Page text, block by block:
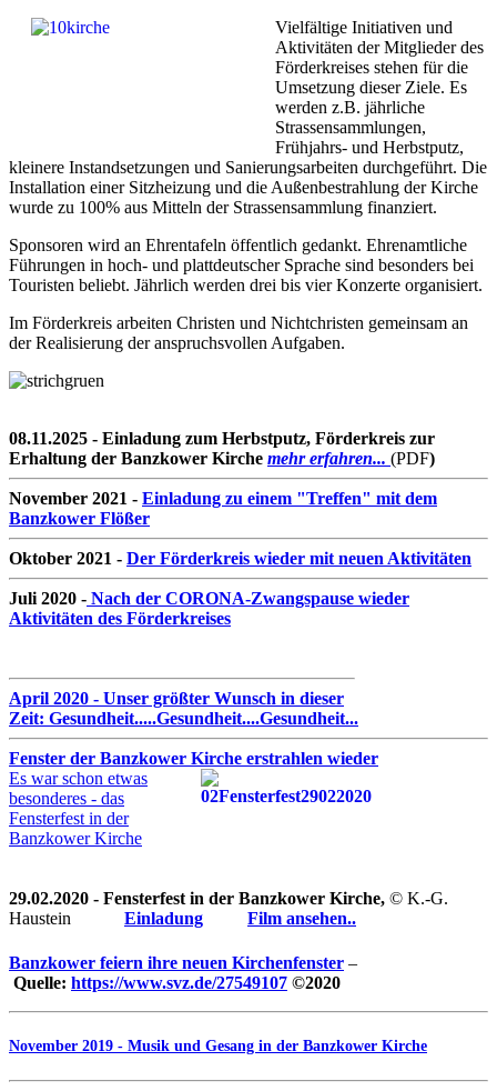
Vielfältige Initiativen und
Aktivitäten der Mitglieder des
Förderkreises stehen für die
Umsetzung dieser Ziele. Es
werden z.B. jährliche
Strassensammlungen,
Frühjahrs- und Herbstputz,
kleinere Instandsetzungen und Sanierungsarbeiten durchgeführt. Die
Installation einer Sitzheizung und die Außenbestrahlung der Kirche
wurde zu 100% aus Mitteln der Strassensammlung finanziert.
Sponsoren wird an Ehrentafeln öffentlich gedankt. Ehrenamtliche
Führungen in hoch- und plattdeutscher Sprache sind besonders bei
Touristen beliebt. Jährlich werden drei bis vier Konzerte organisiert.
Im Förderkreis arbeiten Christen und Nichtchristen gemeinsam an
der Realisierung der anspruchsvollen Aufgaben.
08.11.2025 - Einladung zum Herbstputz, Förderkreis zur
Erhaltung der Banzkower Kirche mehr erfahren... (PDF)
November 2021 - Einladung zu einem "Treffen" mit dem
Banzkower Flößer
Oktober 2021 - Der Förderkreis wieder mit neuen Aktivitäten
Juli 2020 - Nach der CORONA-Zwangspause wieder
Aktivitäten des Förderkreises
April 2020 - Unser größter Wunsch in dieser
Zeit: Gesundheit.....Gesundheit....Gesundheit...
Fenster der Banzkower Kirche erstrahlen wieder
Es war schon etwas
besonderes - das
Fensterfest in der
Banzkower Kirche
29.02.2020 - Fensterfest in der Banzkower Kirche, © K.-G.
Haustein
Einladung Film ansehen..
Banzkower feiern ihre neuen Kirchenfenster –
Quelle: https://www.svz.de/27549107 ©2020
November 2019 - Musik und Gesang in der Banzkower Kirche